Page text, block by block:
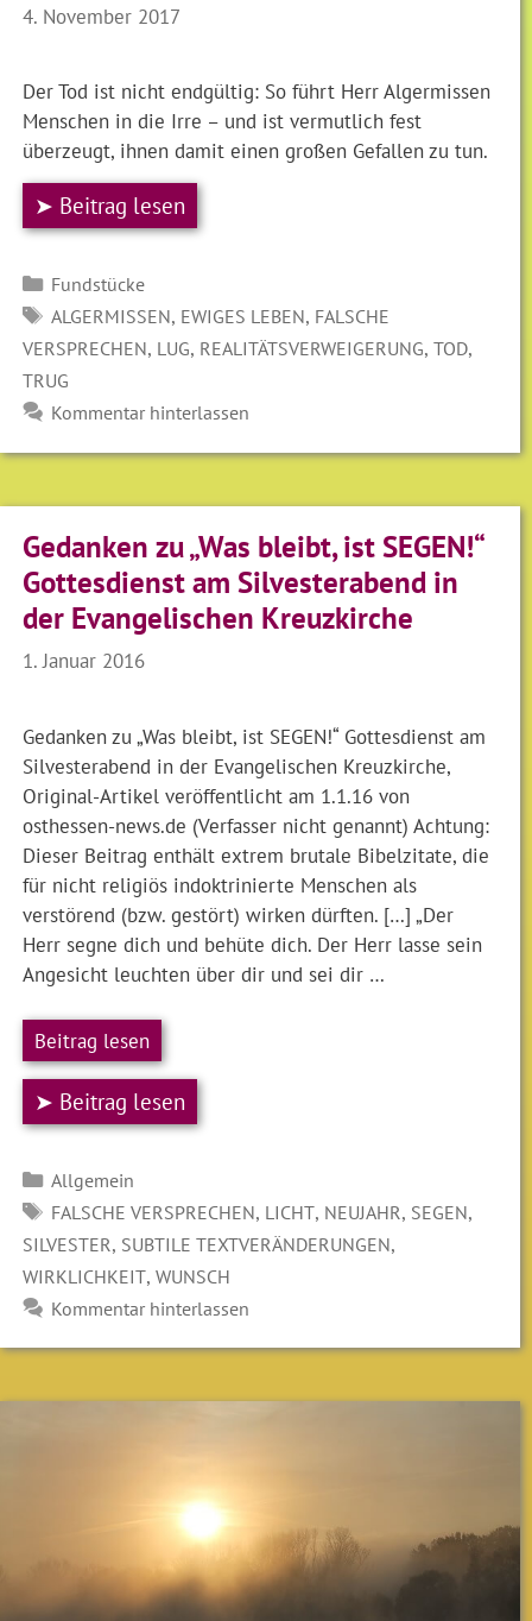
4. November 2017
Der Tod ist nicht endgültig: So führt Herr Algermissen
Menschen in die Irre – und ist vermutlich fest
überzeugt, ihnen damit einen großen Gefallen zu tun.
➤ Beitrag lesen
Kategorien
Fundstücke
SCHLAGWÖRTER
ALGERMISSEN, EWIGES LEBEN, FALSCHE
VERSPRECHEN, LUG, REALITÄTSVERWEIGERUNG,TOD,
TRUG
Kommentar hinterlassen
Gedanken zu „Was bleibt, ist SEGEN!“
Gottesdienst am Silvesterabend in
der Evangelischen Kreuzkirche
1. Januar 2016
Gedanken zu „Was bleibt, ist SEGEN!“ Gottesdienst am
Silvesterabend in der Evangelischen Kreuzkirche,
Original-Artikel veröffentlicht am 1.1.16 von
osthessen-news.de (Verfasser nicht genannt) Achtung:
Dieser Beitrag enthält extrem brutale Bibelzitate, die
für nicht religiös indoktrinierte Menschen als
verstörend (bzw. gestört) wirken dürften. […] „Der
Herr segne dich und behüte dich. Der Herr lasse sein
Angesicht leuchten über dir und sei dir …
Beitrag lesen
➤ Beitrag lesen
Kategorien
Allgemein
SCHLAGWÖRTER
FALSCHE VERSPRECHEN, LICHT, NEUJAHR, SEGEN,
SILVESTER, SUBTILE TEXTVERÄNDERUNGEN,
WIRKLICHKEIT,WUNSCH
Kommentar hinterlassen